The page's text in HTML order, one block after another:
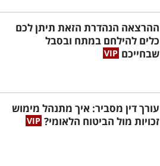
ההרצאה הנהדרת הזאת תיתן לכם
כלים להילחם במתח ובסבל
שבחייכם
עורך דין מסביר: איך מתנהל מימוש
זכויות מול הביטוח הלאומי?